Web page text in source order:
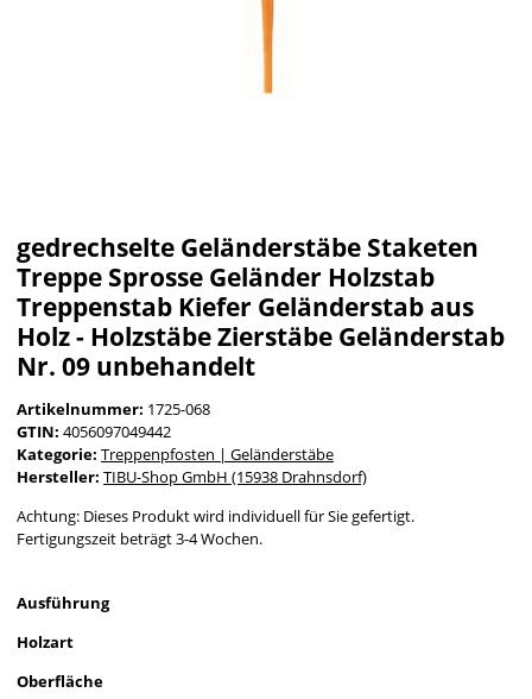
gedrechselte Geländerstäbe Staketen
Treppe Sprosse Geländer Holzstab
Treppenstab Kiefer Geländerstab aus
Holz - Holzstäbe Zierstäbe Geländerstab
Nr. 09 unbehandelt
Artikelnummer: 1725-068
GTIN: 4056097049442
Kategorie: Treppenpfosten | Geländerstäbe
Hersteller: TIBU-Shop GmbH (15938 Drahnsdorf)
Achtung: Dieses Produkt wird individuell für Sie gefertigt.
Fertigungszeit beträgt 3-4 Wochen.
Ausführung
Holzart
Oberfläche